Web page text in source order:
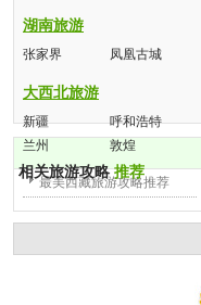
湖南旅游
张家界 凤凰古城
大西北旅游
新疆
呼和浩特
兰州
敦煌
相关旅游攻略推荐
最美西藏旅游攻略推荐